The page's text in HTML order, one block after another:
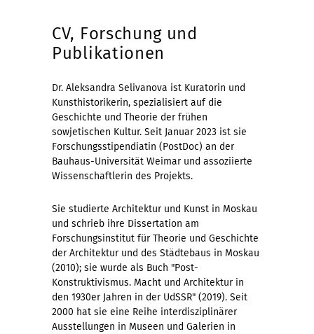
CV, Forschung und
Publikationen
Dr. Aleksandra Selivanova ist Kuratorin und
Kunsthistorikerin, spezialisiert auf die
Geschichte und Theorie der frühen
sowjetischen Kultur. Seit Januar 2023 ist sie
Forschungsstipendiatin (PostDoc) an der
Bauhaus-Universität Weimar und assoziierte
Wissenschaftlerin des Projekts.
Sie studierte Architektur und Kunst in Moskau
und schrieb ihre Dissertation am
Forschungsinstitut für Theorie und Geschichte
der Architektur und des Städtebaus in Moskau
(2010); sie wurde als Buch "Post-
Konstruktivismus. Macht und Architektur in
den 1930er Jahren in der UdSSR" (2019). Seit
2000 hat sie eine Reihe interdisziplinärer
Ausstellungen in Museen und Galerien in